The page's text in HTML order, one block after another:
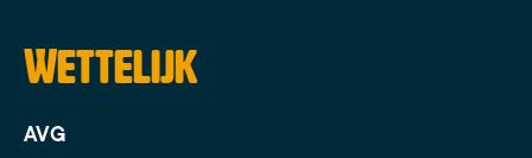
Wettelijk
AVG